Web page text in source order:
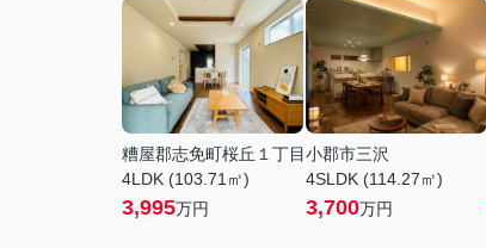
糟屋郡志免町桜丘１丁目
4LDK (103.71㎡)
3,995万円
小郡市三沢
4SLDK (114.27㎡)
3,700万円